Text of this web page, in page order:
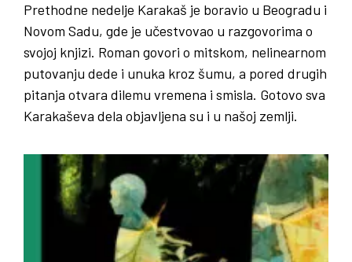
Prethodne nedelje Karakaš je boravio u Beogradu i
Novom Sadu, gde je učestvovao u razgovorima o
svojoj knjizi. Roman govori o mitskom, nelinearnom
putovanju dede i unuka kroz šumu, a pored drugih
pitanja otvara dilemu vremena i smisla. Gotovo sva
Karakaševa dela objavljena su i u našoj zemlji.